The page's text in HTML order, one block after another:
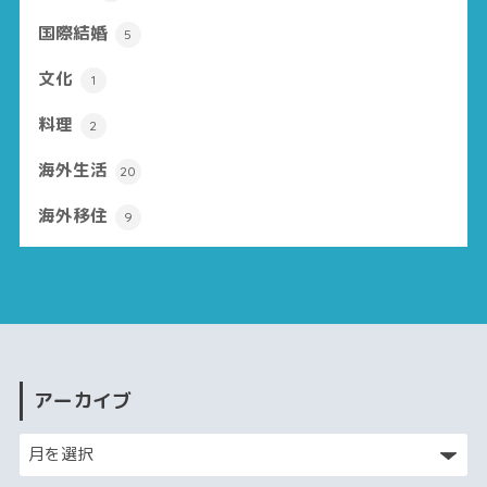
国際結婚 5
文化 1
料理 2
海外生活 20
海外移住 9
アーカイブ